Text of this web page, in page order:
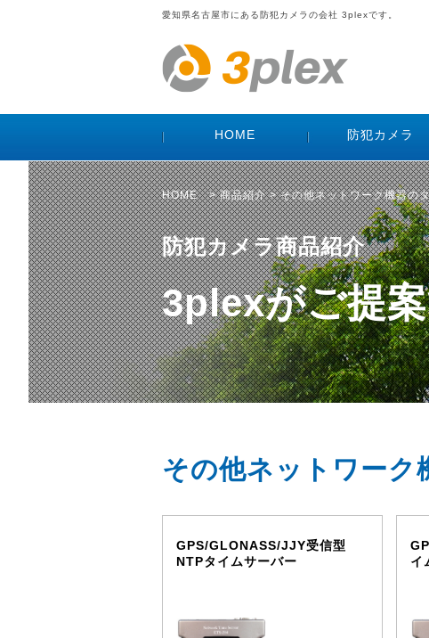
愛知県名古屋市にある防犯カメラの会社 3plexです。
HOME 防犯カメラ
HOME>商品紹介> その他ネットワーク機器の
防犯カメラ商品紹介
3plexがご提
その他ネットワーク
GPS/GLONASS/JJY受信型
NTPタイムサーバー
イ